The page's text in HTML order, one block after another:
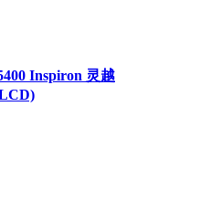
Inspiron 灵越